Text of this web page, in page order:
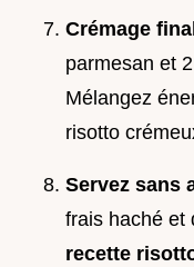
Crémage
parmesan et
Mélangez
risotto
Servez sans
frais haché et
recette